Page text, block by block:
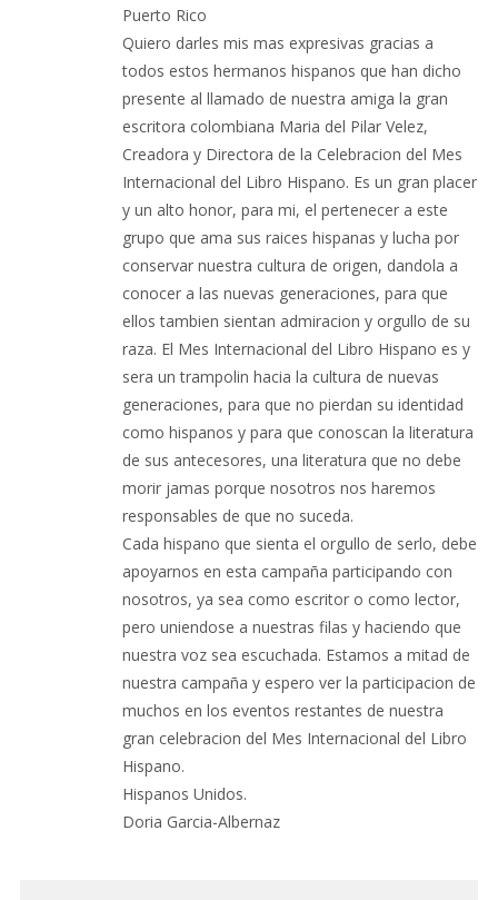
Puerto Rico
Quiero darles mis mas expresivas gracias a
todos estos hermanos hispanos que han dicho
presente al llamado de nuestra amiga la gran
escritora colombiana Maria del Pilar Velez,
Creadora y Directora de la Celebracion del Mes
Internacional del Libro Hispano. Es un gran placer
y un alto honor, para mi, el pertenecer a este
grupo que ama sus raices hispanas y lucha por
conservar nuestra cultura de origen, dandola a
conocer a las nuevas generaciones, para que
ellos tambien sientan admiracion y orgullo de su
raza. El Mes Internacional del Libro Hispano es y
sera un trampolin hacia la cultura de nuevas
generaciones, para que no pierdan su identidad
como hispanos y para que conoscan la literatura
de sus antecesores, una literatura que no debe
morir jamas porque nosotros nos haremos
responsables de que no suceda.
Cada hispano que sienta el orgullo de serlo, debe
apoyarnos en esta campaña participando con
nosotros, ya sea como escritor o como lector,
pero uniendose a nuestras filas y haciendo que
nuestra voz sea escuchada. Estamos a mitad de
nuestra campaña y espero ver la participacion de
muchos en los eventos restantes de nuestra
gran celebracion del Mes Internacional del Libro
Hispano.
Hispanos Unidos.
Doria Garcia-Albernaz